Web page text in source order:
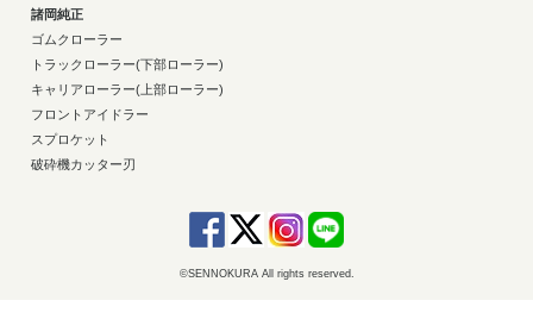
諸岡純正
ゴムクローラー
トラックローラー(下部ローラー)
キャリアローラー(上部ローラー)
フロントアイドラー
スプロケット
破砕機カッター刃
©SENNOKURA All rights reserved.